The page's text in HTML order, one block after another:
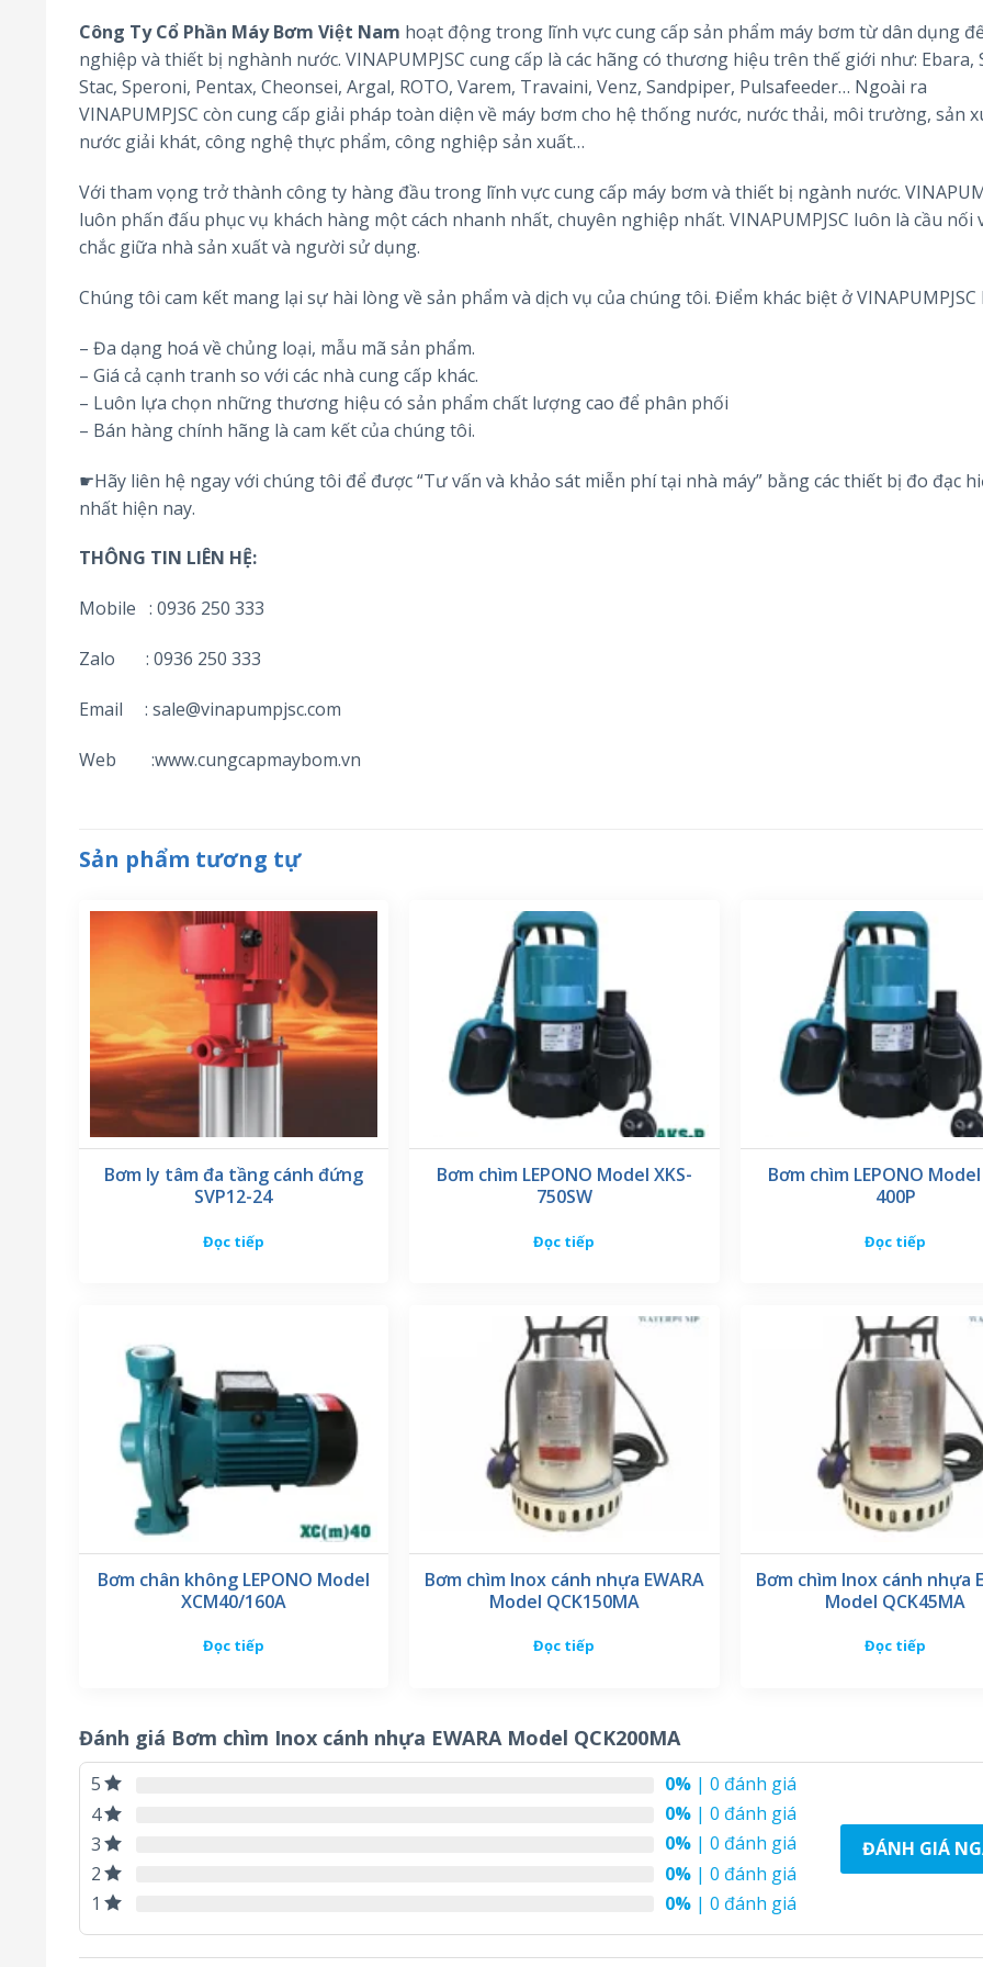
Công Ty Cổ Phần Máy Bơm Việt Nam hoạt động trong lĩnh vực cung cấp sản phẩm máy bơm từ dân dụng
nghiệp và thiết bị nghành nước. VINAPUMPJSC cung cấp là các hãng có thương hiệu trên thế giới như: Ebara,
Stac, Speroni, Pentax, Cheonsei, Argal, ROTO, Varem, Travaini, Venz, Sandpiper, Pulsafeeder… Ngoài ra
VINAPUMPJSC còn cung cấp giải pháp toàn diện về máy bơm cho hệ thống nước, nước thải, môi trường, sản
nước giải khát, công nghệ thực phẩm, công nghiệp sản xuất…
Với tham vọng trở thành công ty hàng đầu trong lĩnh vực cung cấp máy bơm và thiết bị ngành nước.
luôn phấn đấu phục vụ khách hàng một cách nhanh nhất, chuyên nghiệp nhất. VINAPUMPJSC luôn là cầu nối
chắc giữa nhà sản xuất và người sử dụng.
Chúng tôi cam kết mang lại sự hài lòng về sản phẩm và dịch vụ của chúng tôi. Điểm khác biệt ở VINAPUMPJSC
– Đa dạng hoá về chủng loại, mẫu mã sản phẩm.
– Giá cả cạnh tranh so với các nhà cung cấp khác.
– Luôn lựa chọn những thương hiệu có sản phẩm chất lượng cao để phân phối
– Bán hàng chính hãng là cam kết của chúng tôi.
☛Hãy liên hệ ngay với chúng tôi để được “Tư vấn và khảo sát miễn phí tại nhà máy” bằng các thiết bị đo đạc
nhất hiện nay.
THÔNG TIN LIÊN HỆ:
Mobile : 0936 250 333
Zalo : 0936 250 333
Email : sale@vinapumpjsc.com
Web :www.cungcapmaybom.vn
Sản phẩm tương tự
Bơm ly tâm đa tầng cánh đứng
SVP12-24
Đọc tiếp
Bơm chìm LEPONO Model XKS-
750SW
Đọc tiếp
Bơm chìm LEPONO Model
400P
Đọc tiếp
Bơm chân không LEPONO Model
XCM40/160A
Đọc tiếp
Bơm chìm Inox cánh nhựa EWARA
Model QCK150MA
Đọc tiếp
Bơm chìm Inox cánh nhựa
Model QCK45MA
Đọc tiếp
Đánh giá Bơm chìm Inox cánh nhựa EWARA Model QCK200MA
5 0% | 0 đánh giá
4
0% | 0 đánh giá
3
0% | 0 đánh giá
2
0% | 0 đánh giá
1
0% | 0 đánh giá
ĐÁNH GIÁ